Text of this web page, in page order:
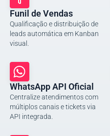
Funil de Vendas
Qualificação e distribuição de
leads automática em Kanban
visual.
WhatsApp API Oficial
Centralize atendimentos com
múltiplos canais e tickets via
API integrada.